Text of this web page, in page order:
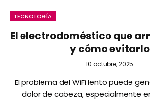
TECNOLOGÍA
El electrodoméstico que
y cómo evitarlo
10 octubre, 2025
El problema del WiFi lento puede
dolor de cabeza, especialmente